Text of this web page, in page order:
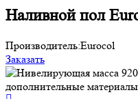
Наливной пол
Производитель:Eurocol
Заказать